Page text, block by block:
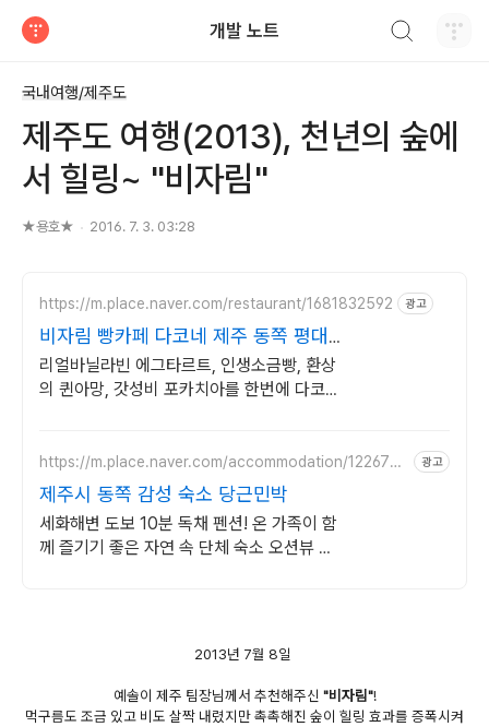
개발 노트
국내여행/제주도
제주도 여행(2013), 천년의 숲에
서 힐링~ "비자림"
★용호★ 2016. 7. 3. 03:28
https://m.place.naver.com/restaurant/1681832592 광고
비자림 빵카페 다코네 제주 동쪽 평대
리
리얼바닐라빈 에그타르트, 인생소금빵, 환상
의 퀸아망, 갓성비 포카치아를 한번에 다코네
https://m.place.naver.com/accommodation/1226740
광고
제주시 동쪽 감성 숙소 당근민박
세화해변 도보 10분 독채 펜션! 온 가족이 함
께 즐기기 좋은 자연 속 단체 숙소 오션뷰 민
2013년 7월 8일
예솔이 제주 팀장님께서 추천해주신 "비자림"!
먹구름도 조금 있고 비도 살짝 내렸지만 촉촉해진 숲이 힐링 효과를 증폭시켜